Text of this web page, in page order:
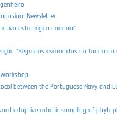
Newsletter
ativo estratégico nacional”
"Segredos escondidos no fundo do
workshop
between the Portuguese Navy and
adaptive robotic sampling of